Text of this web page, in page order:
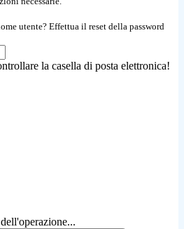
utente? Effettua il reset della password
la casella di posta elettronica!